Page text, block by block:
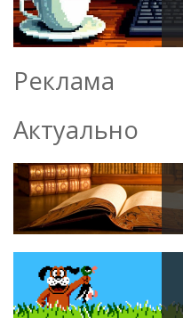
Реклама
Актуально